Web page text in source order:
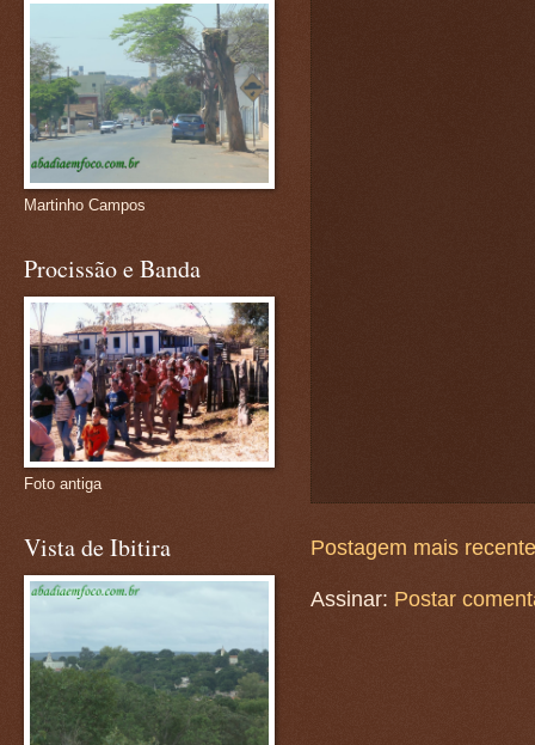
Postagem mais recente
Assinar: Postar
Martinho Campos
Procissão e Banda
Foto antiga
Vista de Ibitira